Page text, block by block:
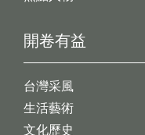
開卷有益
台灣采風
生活藝術
文化歷史